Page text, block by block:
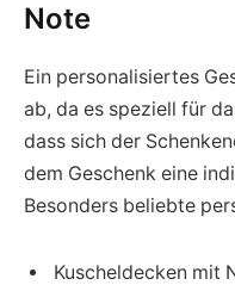
Note
Ein personalisiertes
ab, da es speziell für
dass sich der
dem Geschenk eine
Besonders beliebte
Kuscheldecken mit